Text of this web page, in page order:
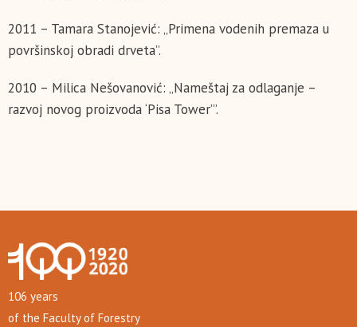
2011 – Tamara Stanojević: „Primena vodenih premaza u
površinskoj obradi drveta”.
2010 – Milica Nešovanović: „Nameštaj za odlaganje –
razvoj novog proizvoda ‘Pisa Tower’”.
106 years
of the Faculty of Forestry